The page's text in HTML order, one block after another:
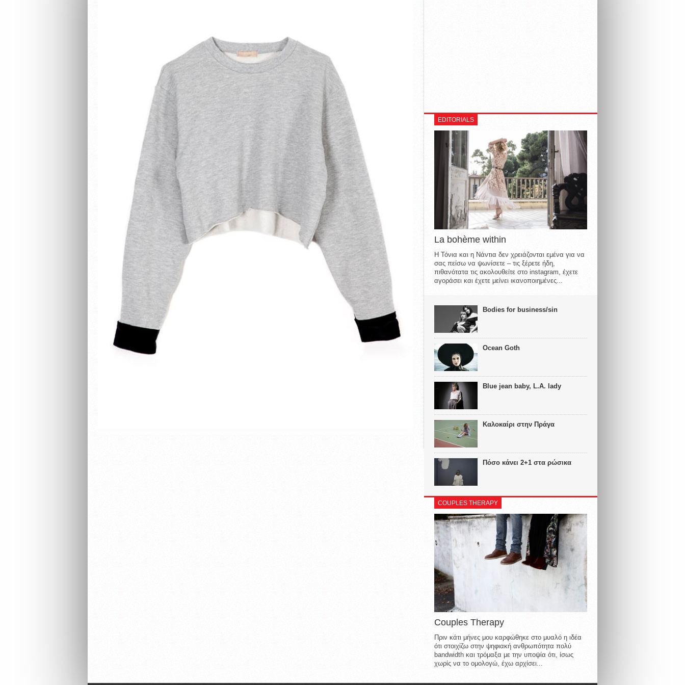
EDITORIALS
La bohème within
Η Τόνια και η Νάντια δεν χρειάζονται εμένα για να
σας πείσω να ψωνίσετε – τις ξέρετε ήδη,
πιθανότατα τις ακολουθείτε στο instagram, έχετε
αγοράσει και έχετε μείνει ικανοποιημένες...
Bodies for business/sin
Ocean Goth
Blue jean baby, L.A. lady
Καλοκαίρι στην Πράγα
Πόσο κάνει 2+1 στα ρώσικα
COUPLES THERAPY
Couples Therapy
Πριν κάτι μήνες μου καρφώθηκε στο μυαλό η ιδέα
ότι στοιχίζω στην ψηφιακή ανθρωπότητα πολύ
bandwidth και τρόμαξα με την υποψία ότι, ίσως
χωρίς να το ομολογώ, έχω αρχίσει...